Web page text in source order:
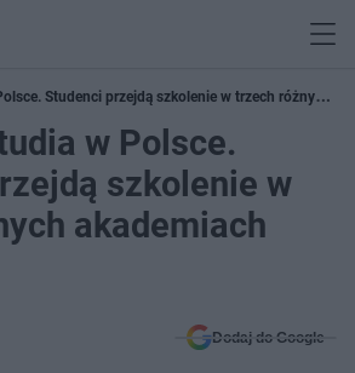
Studenci przejdą szkolenie w trzech różnych
w Polsce.
szkolenie w
akademiach
Dodaj do Google